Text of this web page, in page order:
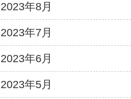
2023年8月
2023年7月
2023年6月
2023年5月